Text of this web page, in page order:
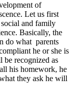
of
Let us first
and family
Basically, the
do what parents
he or she is
be recognized as
his homework, he
they ask he will